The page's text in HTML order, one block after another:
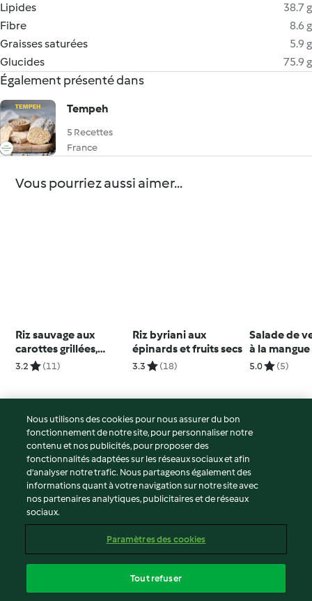
Lipides
38.7 g
Fibre
8.6 g
Graisses saturées
5.9 g
Glucides
75.9 g
Également présenté dans
Tempeh
5 Recettes
France
Vous pourriez aussi aimer...
Riz sauvage aux
carottes grillées,
pesto à la pistache
3.2 (11)
Riz byriani aux
épinards et fruits secs
3.3 (18)
Salade de
à la
papaye
5.0 (5)
© Copyright 2026
Conditions d'utilisation
Politique de confidentialité
Non-responsabilité
Mentions légales
Contenu du rapport
Déclaration d'accessibilité
Nous utilisons des cookies pour nous assurer du bon
fonctionnement de notre site, pour personnaliser notre
contenu et nos publicités, pour proposer des
fonctionnalités adaptées sur les réseaux sociaux et afin
d’analyser notre trafic. Nous partageons également des
informations quant à votre navigation sur notre site avec
nos partenaires analytiques, publicitaires et de réseaux
sociaux.
Paramètres des cookies
Tout refuser